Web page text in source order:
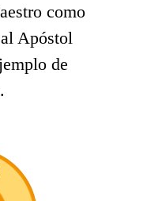
como
Apóstol
de